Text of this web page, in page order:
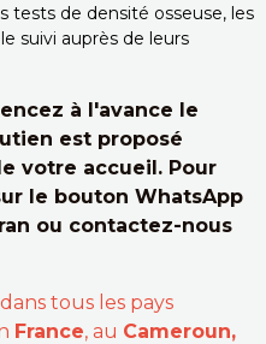
tests de densité osseuse, les
suivi auprès de leurs
à l'avance le
est proposé
votre accueil. Pour
le bouton WhatsApp
ou contactez-nous
tous les pays
France, au Cameroun,